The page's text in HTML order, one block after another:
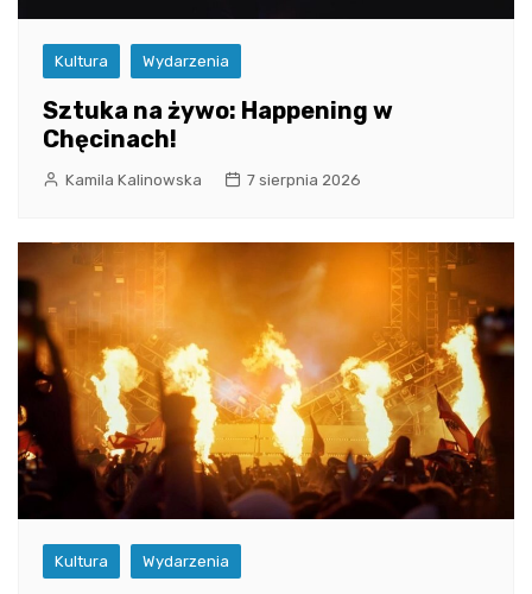
Kultura Wydarzenia
Sztuka na żywo: Happening w
Chęcinach!
Kamila Kalinowska 7 sierpnia 2026
Kultura Wydarzenia